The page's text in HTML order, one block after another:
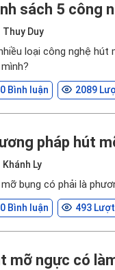
sách 5 công
Thuy Duy
loại công nghệ hút
0 Bình luận 2089
pháp hút
Khánh Ly
bụng có phải là
0 Bình luận 493
mỡ ngực có